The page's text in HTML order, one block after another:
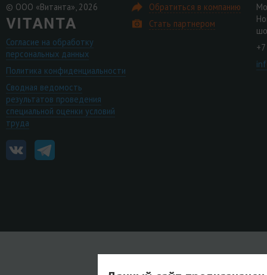
© ООО «Витанта», 2026
Согласие на обработку
персональных данных
Политика конфиденциальности
Сводная ведомость
результатов проведения
специальной оценки условий
труда
Обратиться в компанию
Стать партнером